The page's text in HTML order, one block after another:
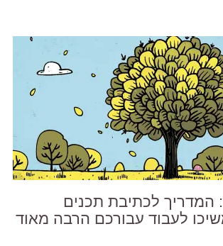
המדריך לכתיבת תכנים
לעבוד עבורכם הרבה מאוד